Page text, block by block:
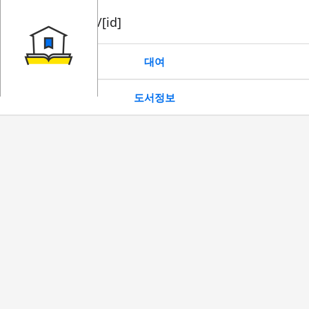
book/rent/[id]
대여
도서정보